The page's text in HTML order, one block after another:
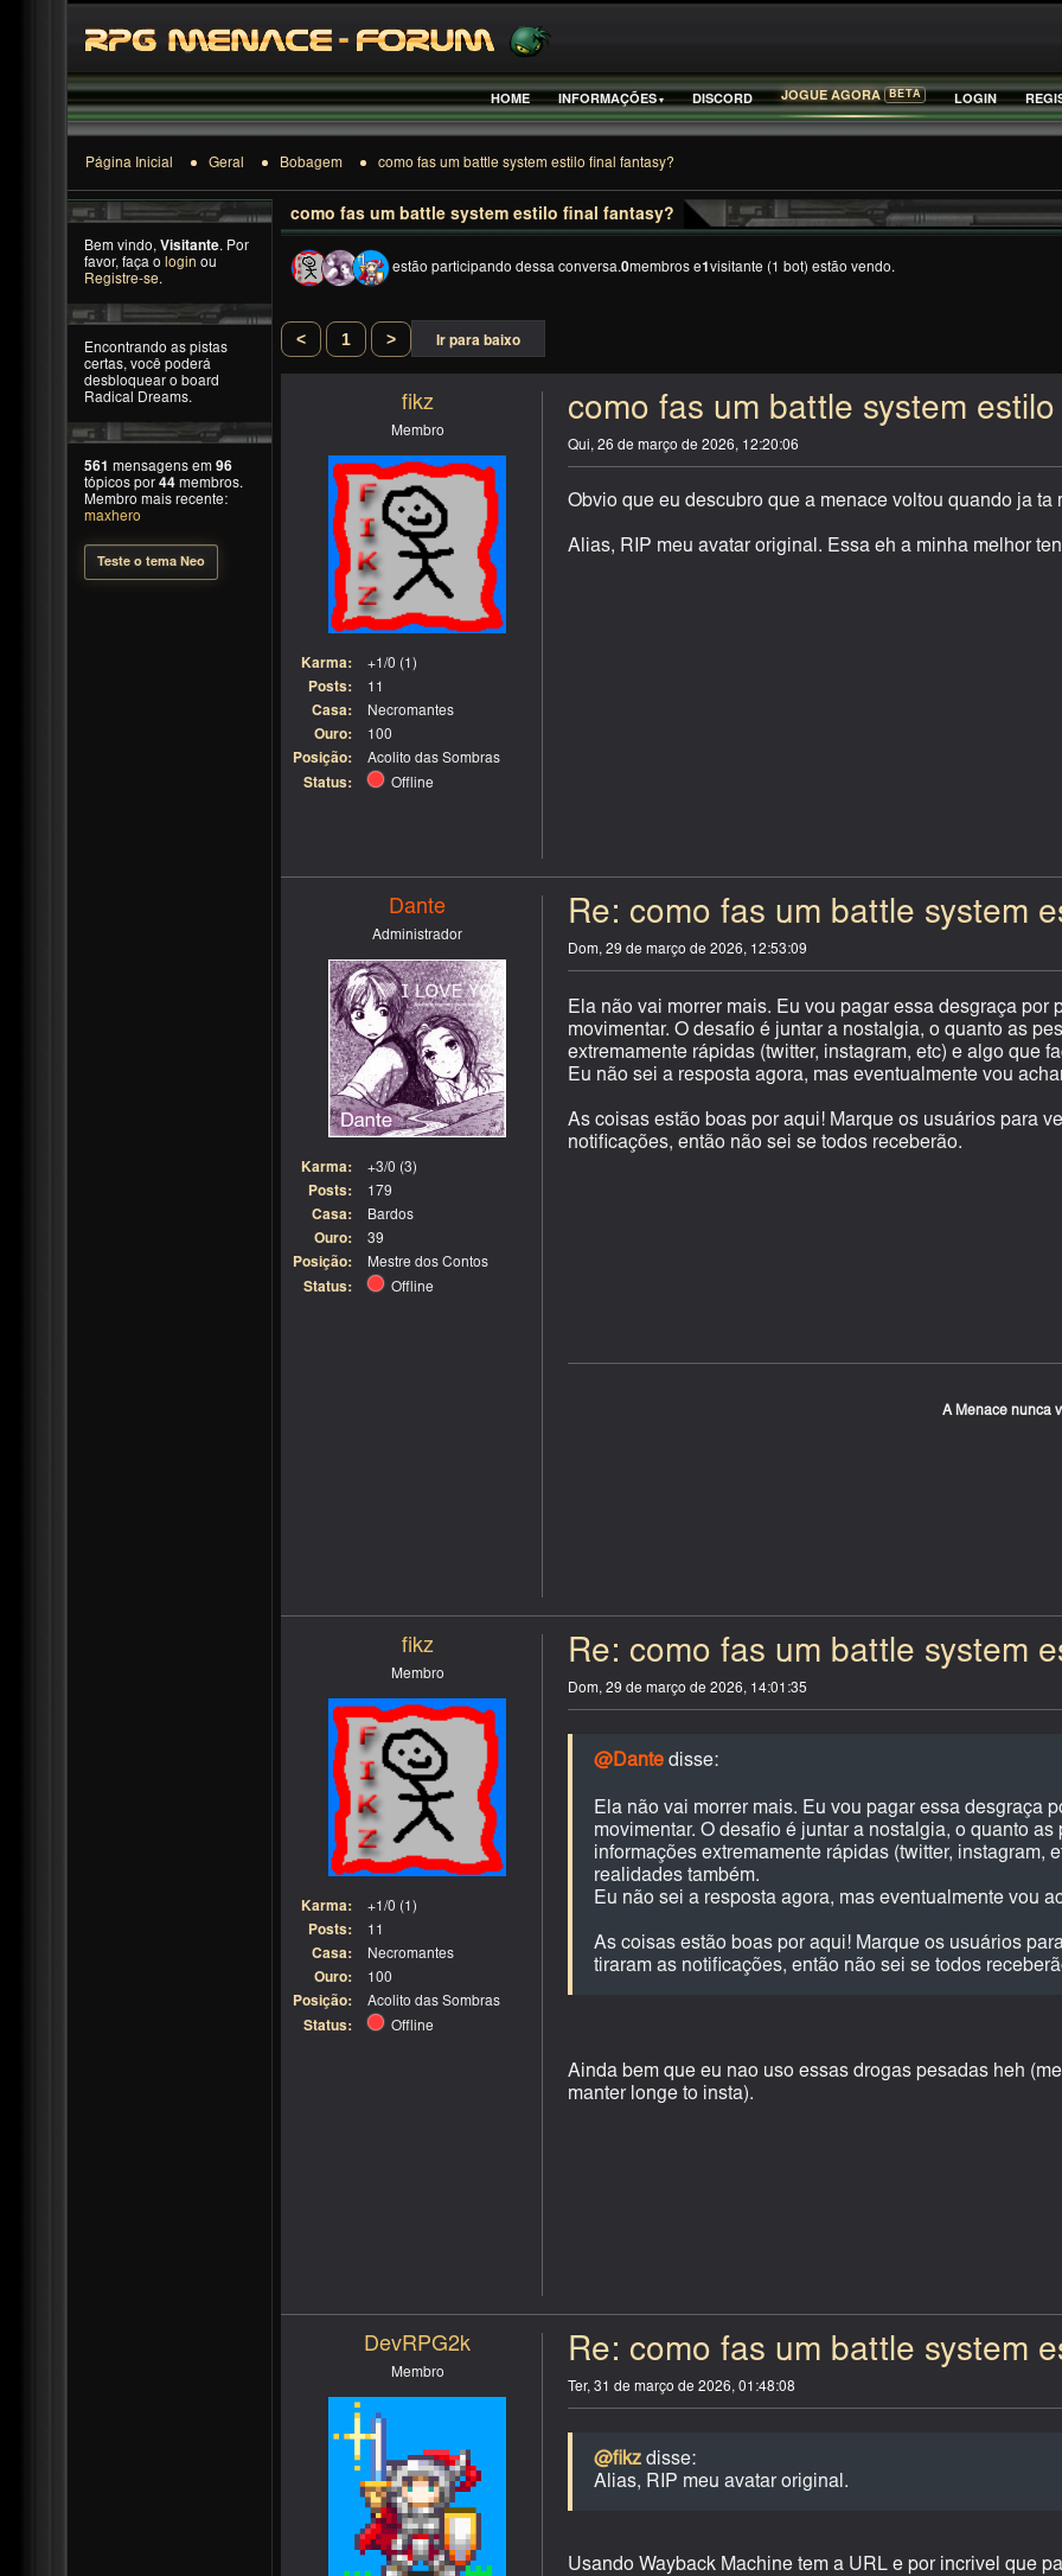
HOME INFORMAÇÕES DISCORD JOGUE AGORA BETA LOGIN
Página Inicial Geral Bobagem como fas um battle system estilo final fantasy?
Bem vindo, Visitante. Por
favor, faça o login ou
Registre-se.
Encontrando as pistas
certas, você poderá
desbloquear o board
Radical Dreams.
561 mensagens em 96
tópicos por 44 membros.
Membro mais recente:
maxhero
Teste o tema Neo
como fas um battle system estilo final fantasy?
estão participando dessa conversa.0membros e1 visitante (1 bot) estão vendo.
< 1 > Ir para baixo
fikz
Membro
Karma:
+1/0 (1)
Posts:
11
Casa:
Necromantes
Ouro:
100
Posição:
Acolito das Sombras
Status:
Offline
como fas um battle system
Qui, 26 de março de 2026, 12:20:06
Obvio que eu descubro que a menace voltou quando ja
Alias, RIP meu avatar original. Essa eh a minha melhor
Dante
Administrador
Karma:
+3/0 (3)
Posts:
179
Casa:
Bardos
Ouro:
39
Posição:
Mestre dos Contos
Status:
Offline
Re: como fas um battle system
Dom, 29 de março de 2026, 12:53:09
Ela não vai morrer mais. Eu vou pagar essa desgraça
movimentar. O desafio é juntar a nostalgia, o quanto as
extremamente rápidas (twitter, instagram, etc) e algo que
Eu não sei a resposta agora, mas eventualmente vou
As coisas estão boas por aqui! Marque os usuários para
notificações, então não sei se todos receberão.
A Menace nunca
fikz
Membro
Karma:
+1/0 (1)
Posts:
11
Casa:
Necromantes
Ouro:
100
Posição:
Acolito das Sombras
Status:
Offline
Re: como fas um battle system
Dom, 29 de março de 2026, 14:01:35
@Dante disse:
Ela não vai morrer mais. Eu vou pagar essa desgraça
movimentar. O desafio é juntar a nostalgia, o quanto
informações extremamente rápidas (twitter, instagram,
realidades também.
Eu não sei a resposta agora, mas eventualmente vou
As coisas estão boas por aqui! Marque os usuários
tiraram as notificações, então não sei se todos
Ainda bem que eu nao uso essas drogas pesadas heh
manter longe to insta).
DevRPG2k
Membro
Re: como fas um battle system
Ter, 31 de março de 2026, 01:48:08
@fikz disse:
Alias, RIP meu avatar original.
Usando Wayback Machine tem a URL e por incrivel que